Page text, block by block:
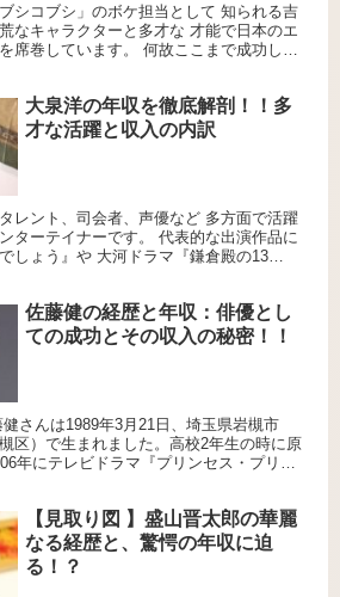
シコブシ」のボケ担当として 知られる吉
なキャラクターと多才な 才能で日本のエ
席巻しています。 何故ここまで成功した
大泉洋の年収を徹底解剖！！多
才な活躍と収入の内訳
レント、司会者、声優など 多方面で活躍
ターテイナーです。 代表的な出演作品に
しょう』や 大河ドラマ『鎌倉殿の13
佐藤健の経歴と年収：俳優とし
ての成功とその収入の秘密！！
さんは1989年3月21日、埼玉県岩槻市
区）で生まれました。高校2年生の時に原
年にテレビドラマ『プリンセス・プリン
【見取り図 】盛山晋太郎の華麗
なる経歴と、驚愕の年収に迫
る！？